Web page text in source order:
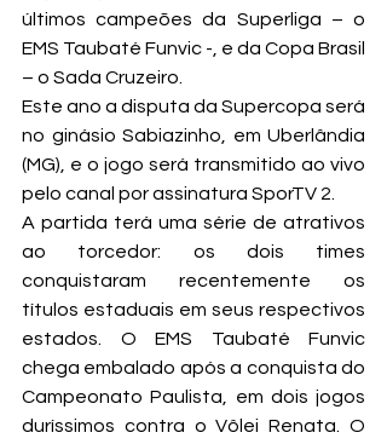
últimos campeões da Superliga – o
EMS Taubaté Funvic -, e da Copa Brasil
– o Sada Cruzeiro.
Este ano a disputa da Supercopa será
no ginásio Sabiazinho, em Uberlândia
(MG), e o jogo será transmitido ao vivo
pelo canal por assinatura SporTV 2.
A partida terá uma série de atrativos
ao torcedor: os dois times
conquistaram recentemente os
títulos estaduais em seus respectivos
estados. O EMS Taubaté Funvic
chega embalado após a conquista do
Campeonato Paulista, em dois jogos
duríssimos contra o Vôlei Renata. O